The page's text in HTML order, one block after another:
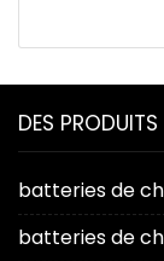
DES PRODUITS
batteries de
batteries de